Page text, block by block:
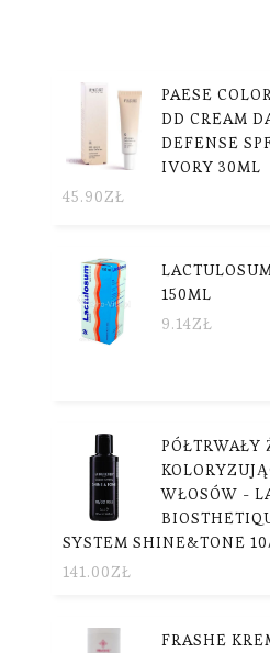
PAESE
DD CREAM
DEFENSE
IVORY 30ML
45.90ZŁ
150ML
9.14ZŁ
PÓŁTRWAŁY
WŁOSÓW -
SYSTEM SHINE&TONE
141.00ZŁ
FRASHE